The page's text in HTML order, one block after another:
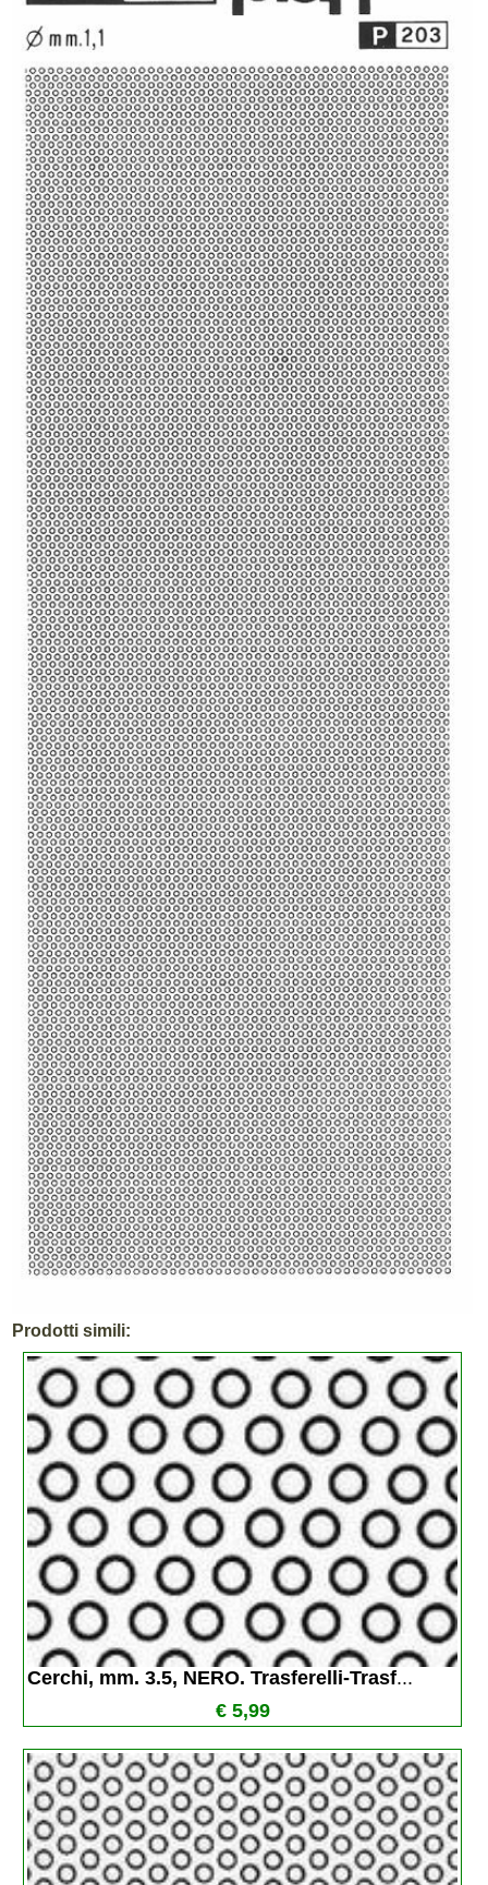
Prodotti simili:
Cerchi, mm. 3.5, NERO. Trasferelli-Trasf...
€ 5,99